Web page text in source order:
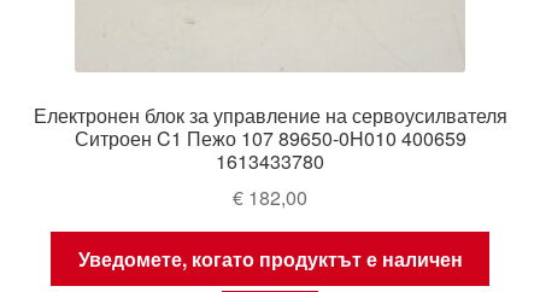
Електронен блок за управление на сервоусилвателя
Ситроен C1 Пежо 107 89650-0H010 400659
1613433780
€ 182,00
Уведомете, когато продуктът е наличен